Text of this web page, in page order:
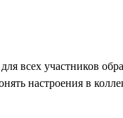
участников
настроения в